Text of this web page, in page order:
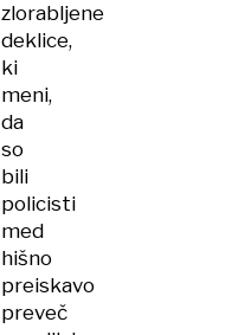
zlorabljene
deklice,
ki
meni,
da
so
bili
policisti
med
hišno
preiskavo
preveč